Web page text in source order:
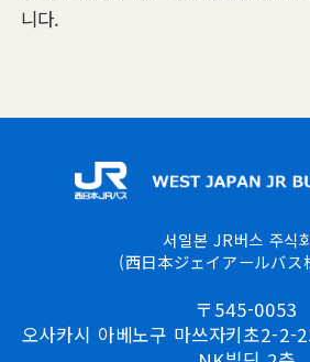
니다.
서일본 JR버스 주식
(西日本ジェイアールバス
〒545-0053
오사카시 아베노구 마쓰자키초2-2-